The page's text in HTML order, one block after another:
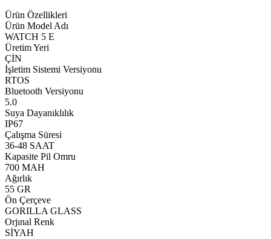
Ürün Özellikleri
Ürün Model Adı
WATCH 5 E
Üretim Yeri
ÇİN
İşletim Sistemi Versiyonu
RTOS
Bluetooth Versiyonu
5.0
Suya Dayanıklılık
IP67
Çalışma Süresi
36-48 SAAT
Kapasite Pil Omru
700 MAH
Ağırlık
55 GR
Ön Çerçeve
GORILLA GLASS
Orjınal Renk
SİYAH